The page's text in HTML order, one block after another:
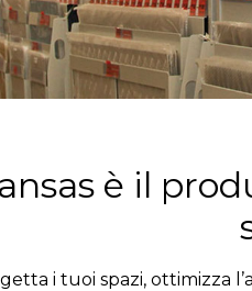
è il
i tuoi spazi, ottimizza